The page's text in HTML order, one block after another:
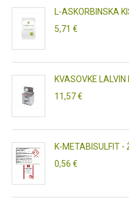
L-ASKORBINSKA
5,71 €
KVASOVKE
11,57 €
K-METABISULFIT -
0,56 €